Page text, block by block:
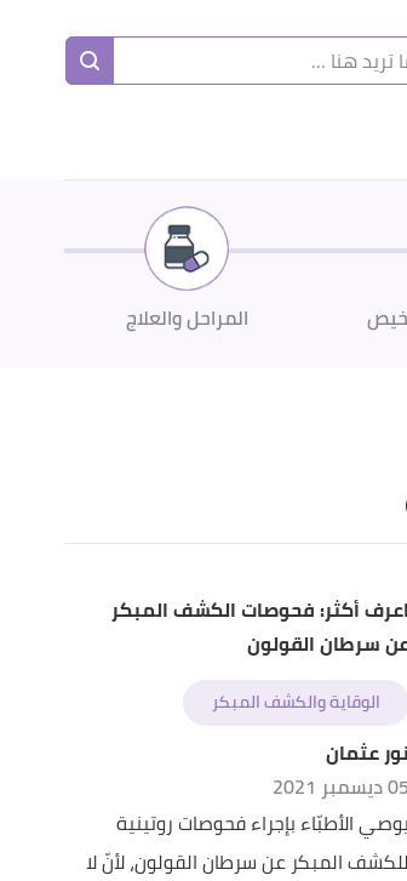
المراحل والعلاج
اعرف أكثر: فحوصات الكشف المبكر
سرطان القولون
الوقاية والكشف المبكر
نور عثمان
05 ديسمبر 2021
الأطبّاء بإجراء فحوصات روتينية
للكشف المبكر عن سرطان القولون، لأنّ لا